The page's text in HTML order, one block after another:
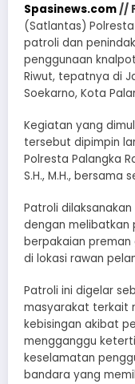
Spasinews.com //
(Satlantas)
patroli dan
penggunaan
Riwut, tepatnya di
Soekarno, Kota
Kegiatan yang
tersebut dipimpin
Polresta Palangka
S.H., M.H., bersama
Patroli
dengan melibatkan
berpakaian preman
di lokasi rawan
Patroli ini digelar
masyarakat terkait
kebisingan akibat
mengganggu
keselamatan
bandara yang